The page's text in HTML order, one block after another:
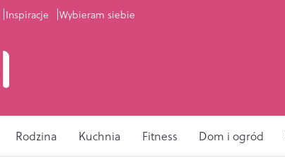
Inspiracje Wybieram siebie
Rodzina Kuchnia Fitness Dom i ogród